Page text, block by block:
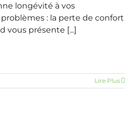
longévité à vos
: la perte de confort
vous présente [...]
Lire Plus